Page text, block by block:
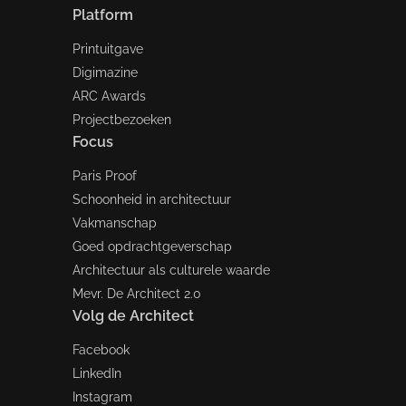
Platform
Printuitgave
Digimazine
ARC Awards
Projectbezoeken
Focus
Paris Proof
Schoonheid in architectuur
Vakmanschap
Goed opdrachtgeverschap
Architectuur als culturele waarde
Mevr. De Architect 2.0
Volg de Architect
Facebook
LinkedIn
Instagram